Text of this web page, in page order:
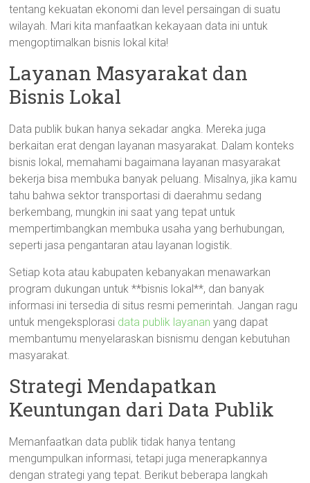
tentang kekuatan ekonomi dan level persaingan di suatu
wilayah. Mari kita manfaatkan kekayaan data ini untuk
mengoptimalkan bisnis lokal kita!
Layanan Masyarakat dan
Bisnis Lokal
Data publik bukan hanya sekadar angka. Mereka juga
berkaitan erat dengan layanan masyarakat. Dalam konteks
bisnis lokal, memahami bagaimana layanan masyarakat
bekerja bisa membuka banyak peluang. Misalnya, jika kamu
tahu bahwa sektor transportasi di daerahmu sedang
berkembang, mungkin ini saat yang tepat untuk
mempertimbangkan membuka usaha yang berhubungan,
seperti jasa pengantaran atau layanan logistik.
Setiap kota atau kabupaten kebanyakan menawarkan
program dukungan untuk **bisnis lokal**, dan banyak
informasi ini tersedia di situs resmi pemerintah. Jangan ragu
untuk mengeksplorasi data publik layanan yang dapat
membantumu menyelaraskan bisnismu dengan kebutuhan
masyarakat.
Strategi Mendapatkan
Keuntungan dari Data Publik
Memanfaatkan data publik tidak hanya tentang
mengumpulkan informasi, tetapi juga menerapkannya
dengan strategi yang tepat. Berikut beberapa langkah